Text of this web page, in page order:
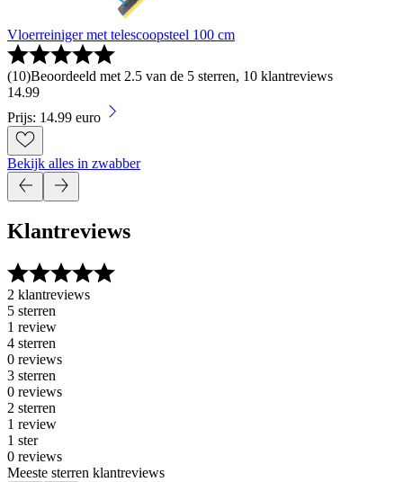
Vloerreiniger met telescoopsteel 100 cm
(10)Beoordeeld met 2.5 van de 5 sterren, 10 klantreviews
14.99
Prijs: 14.99 euro
Bekijk alles in zwabber
Klantreviews
2 klantreviews
5 sterren
1 review
4 sterren
0 reviews
3 sterren
0 reviews
2 sterren
1 review
1 ster
0 reviews
Meeste sterren klantreviews